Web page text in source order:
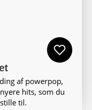
af powerpop,
hits, som du
til.